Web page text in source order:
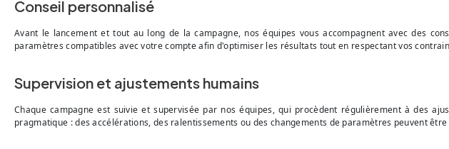
Conseil personnalisé
Avant le lancement et tout au long de la campagne, nos équipes vous accompagnent avec des
paramètres compatibles avec votre compte afin d'optimiser les résultats tout en respectant vos
Supervision et ajustements humains
Chaque campagne est suivie et supervisée par nos équipes, qui procèdent régulièrement à des
pragmatique : des accélérations, des ralentissements ou des changements de paramètres peuvent